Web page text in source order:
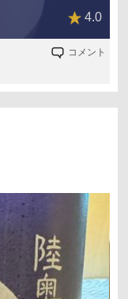
4.0
コメント